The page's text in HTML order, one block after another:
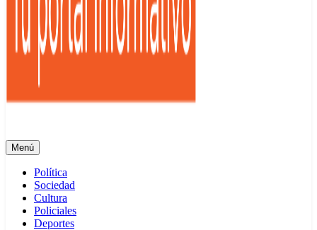
Menú
Política
Sociedad
Cultura
Policiales
Deportes